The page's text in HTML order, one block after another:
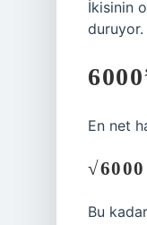
İkisinin
duruyor.
En net
Bu